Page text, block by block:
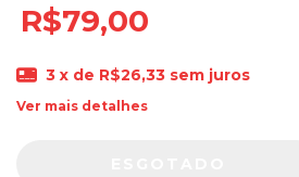
R$79,00
3 x de R$26,33 sem juros
Ver mais detalhes